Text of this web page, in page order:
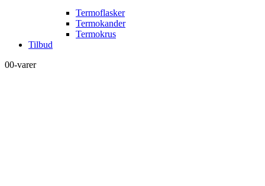
Termoflasker
Termokander
Termokrus
Tilbud
00-varer